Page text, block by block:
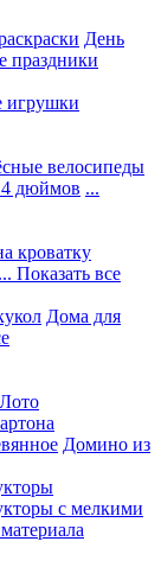
День
праздники
игрушки
велосипеды
дюймов ...
кроватку
... Показать все
Дома для
Лото
Домино из
с мелкими